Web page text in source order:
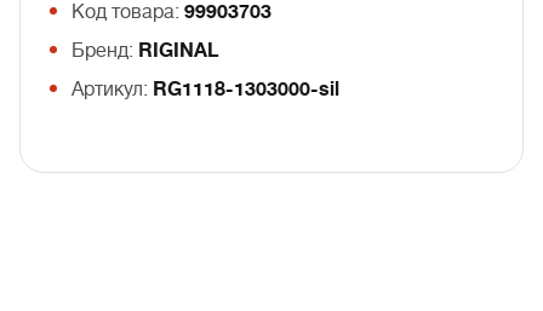
Код товара: 99903703
Бренд: RIGINAL
Артикул: RG1118-1303000-sil